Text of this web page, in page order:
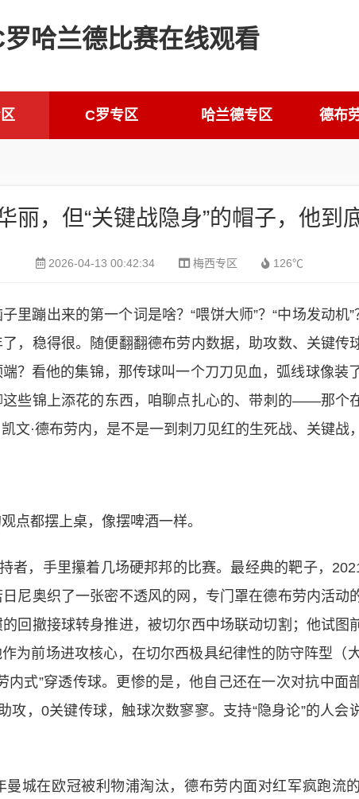
C罗专区 哈兰德专区 德布
丽，但“关键战隐身”的帽子，他到
2026-04-13 00:42:34 梅西专区 126℃
里蹦出来的第一个词是啥？“喂饼大师”？“中场发动机”
，稳得很。随便翻翻德布劳内数据，助攻数、关键传
？看他的集锦，那传球叫一个刀刀见血，弧线球像装
些锦上添花的东西，咱聊点扎心的、带刺的——那个
文·德布劳内，是不是一到刺刀见红的生死战、关键战，
点都摆上桌，像摆啤酒一样。
者，手里攥着几场硬邦邦的比赛。最经典的靶子，
尼奥织了一张密不透风的网，专门罩在德布劳内活动
回撤接球转身推进，被切尔西中场联动切割；他试图
为前场进攻核心，在切尔西极具纪律性的防守阵型（
内式”穿透传球。更惨的是，他自己还在一次对抗中面
攻，0关键传球，触球次数寥寥。支持“隐身论”的人会
曼城在欧冠被利物浦淘汰，德布劳内面对红军疯跑流